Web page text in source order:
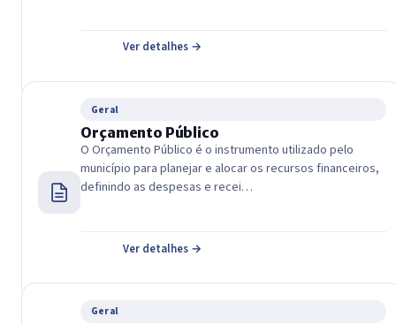
Ver detalhes →
Geral
Orçamento Público
O Orçamento Público é o instrumento utilizado pelo
município para planejar e alocar os recursos financeiros,
definindo as despesas e recei…
Ver detalhes →
Geral